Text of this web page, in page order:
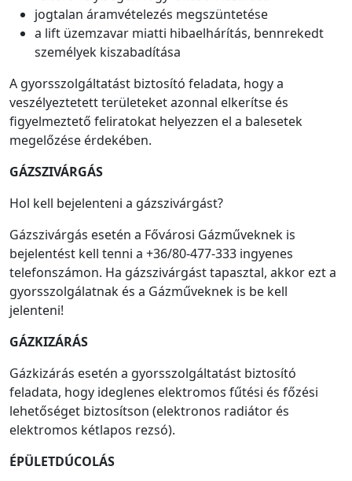
jogtalan áramvételezés megszüntetése
a lift üzemzavar miatti hibaelhárítás, bennrekedt
személyek kiszabadítása
A gyorsszolgáltatást biztosító feladata, hogy a
veszélyeztetett területeket azonnal elkerítse és
figyelmeztető feliratokat helyezzen el a balesetek
megelőzése érdekében.
GÁZSZIVÁRGÁS
Hol kell bejelenteni a gázszivárgást?
Gázszivárgás esetén a Fővárosi Gázműveknek is
bejelentést kell tenni a +36/80-477-333 ingyenes
telefonszámon. Ha gázszivárgást tapasztal, akkor ezt a
gyorsszolgálatnak és a Gázműveknek is be kell
jelenteni!
GÁZKIZÁRÁS
Gázkizárás esetén a gyorsszolgáltatást biztosító
feladata, hogy ideglenes elektromos fűtési és főzési
lehetőséget biztosítson (elektronos radiátor és
elektromos kétlapos rezsó).
ÉPÜLETDÚCOLÁS